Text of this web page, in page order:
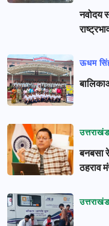
नवोदय
ऊधम
बनबसा
ठहराव